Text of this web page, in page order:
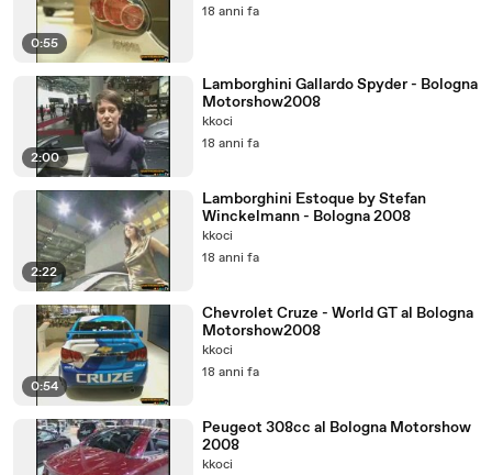
0:55
18 anni fa
2:00
Lamborghini Gallardo Spyder - Bologna
Motorshow2008
kkoci
18 anni fa
2:22
Lamborghini Estoque by Stefan
Winckelmann - Bologna 2008
kkoci
18 anni fa
0:54
Chevrolet Cruze - World GT al Bologna
Motorshow2008
kkoci
18 anni fa
Peugeot 308cc al Bologna Motorshow
2008
kkoci